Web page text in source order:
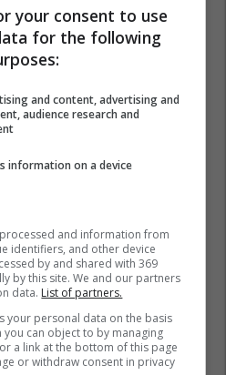
your consent to use
for the following
and content, advertising and
audience research and
information on a device
and information from
identifiers, and other device
by and shared with 369
by this site. We and our partners
data. List of partners.
your personal data on the basis
can object to by managing
a link at the bottom of this page
or withdraw consent in privacy